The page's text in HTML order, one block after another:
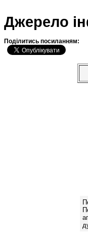
Джерело
Подiлитись посиланням: